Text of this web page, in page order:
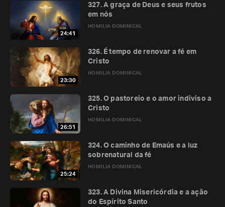
24:41
HOMILIA DOMINICAL
327. A graça de Deus e seus frutos
em nós
23:30
HOMILIA DOMINICAL
326. É tempo de renovar a fé em
Cristo
26:51
HOMILIA DOMINICAL
325. O pastoreio e o amor indiviso a
Cristo
25:24
HOMILIA DOMINICAL
324. O caminho de Emaús e a luz
sobrenatural da fé
323. A Divina Misericórdia e a ação
do Espírito Santo